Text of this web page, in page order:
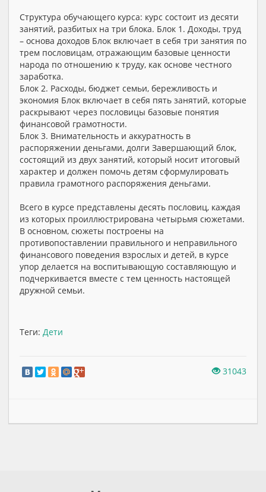
Структура обучающего курса: курс состоит из десяти
занятий, разбитых на три блока. Блок 1. Доходы, труд
– основа доходов Блок включает в себя три занятия по
трем пословицам, отражающим базовые ценности
народа по отношению к труду, как основе честного
заработка.
Блок 2. Расходы, бюджет семьи, бережливость и
экономия Блок включает в себя пять занятий, которые
раскрывают через пословицы базовые понятия
финансовой грамотности.
Блок 3. Внимательность и аккуратность в
распоряжении деньгами, долги Завершающий блок,
состоящий из двух занятий, который носит итоговый
характер и должен помочь детям сформулировать
правила грамотного распоряжения деньгами.
Всего в курсе представлены десять пословиц, каждая
из которых проиллюстрирована четырьмя сюжетами.
В основном, сюжеты построены на
противопоставлении правильного и неправильного
финансового поведения взрослых и детей, в курсе
упор делается на воспитывающую составляющую и
подчеркивается вместе с тем ценность настоящей
дружной семьи.
Теги: Дети
31043